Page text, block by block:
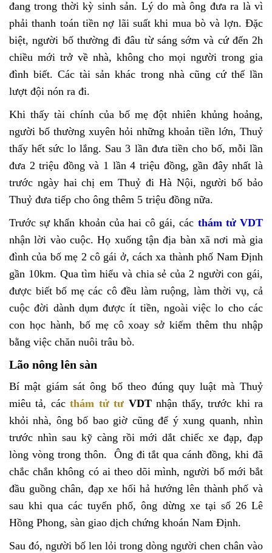
đang trong thời kỳ sinh sản. Lý do mà ông đưa ra là vì
phải thanh toán tiền nợ lãi suất khi mua bò và lợn. Đặc
biệt, người bố thường đi đâu từ sáng sớm và cứ đến 2h
chiều mới trở về nhà, không cho mọi người trong gia
đình biết. Các tài sản khác trong nhà cũng cứ thế lần
lượt đội nón ra đi.
Khi thấy tài chính của bố mẹ đột nhiên khủng hoảng,
người bố thường xuyên hỏi những khoản tiền lớn, Thuỷ
thấy hết sức lo lắng. Sau 3 lần đưa tiền cho bố, mỗi lần
đưa 2 triệu đồng và 1 lần 4 triệu đồng, gần đây nhất là
trước ngày hai chị em Thuỷ đi Hà Nội, người bố bảo
Thuỷ đưa tiếp cho ông thêm 5 triệu đồng nữa.
Trước sự khẩn khoản của hai cô gái, các thám tử VDT
nhận lời vào cuộc. Họ xuống tận địa bàn xã nơi mà gia
đình của bố mẹ 2 cô gái ở, cách xa thành phố Nam Định
gần 10km. Qua tìm hiểu và chia sẻ của 2 người con gái,
được biết bố mẹ các cô đều làm ruộng, làm thời vụ, cả
cuộc đời dành dụm được ít tiền, ngoài việc lo cho các
con học hành, bố mẹ cô xoay sở kiếm thêm thu nhập
bằng việc chăn nuôi trâu bò.
Lão nông lên sàn
Bí mật giám sát ông bố theo đúng quy luật mà Thuỷ
miêu tả, cácthám tử tư VDTnhận thấy, trước khi ra
khỏi nhà, ông bố bao giờ cũng để ý xung quanh, nhìn
trước nhìn sau kỹ càng rồi mới dắt chiếc xe đạp, đạp
lòng vòng trong thôn. Ông đi tắt qua cánh đồng, khi đã
chắc chắn không có ai theo dõi mình, người bố mới bắt
đầu guồng chân, đạp xe hối hả hướng lên thành phố và
sau khi qua các tuyến phố, ông dừng xe tại số 26 Lê
Hồng Phong, sàn giao dịch chứng khoán Nam Định.
Sau đó, người bố len lỏi trong dòng người chen chân vào